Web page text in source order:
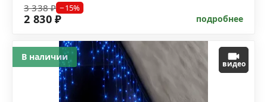
3 338 ₽ −15%
2 830 ₽ подробнее
видео
В наличии